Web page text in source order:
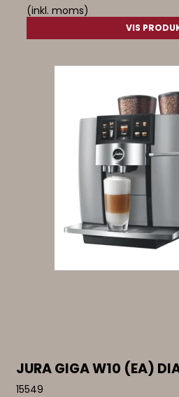
(inkl. moms)
VIS
JURA GIGA W10 (EA)
15549